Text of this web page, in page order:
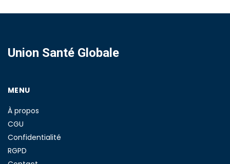
Union Santé Globale
MENU
À propos
CGU
Confidentialité
RGPD